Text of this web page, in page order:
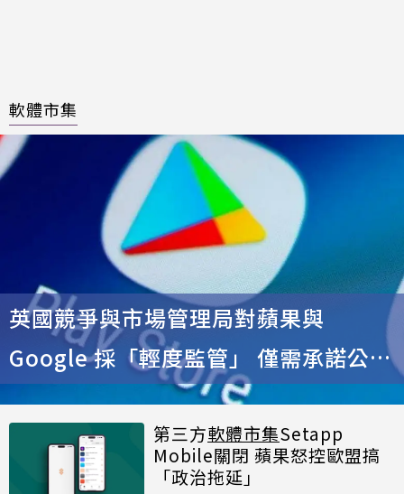
軟體市集
英國競爭與市場管理局對蘋果與
Google 採「輕度監管」 僅需承諾公平
就好
第三方軟體市集Setapp
Mobile關閉 蘋果怒控歐盟搞
「政治拖延」